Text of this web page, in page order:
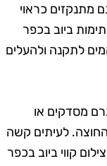
מתנקזים כראוי
ביוב בכפר
לתקנה ולהעלים
מסדקים או
לעיתים קשה
קווי ביוב בכפר